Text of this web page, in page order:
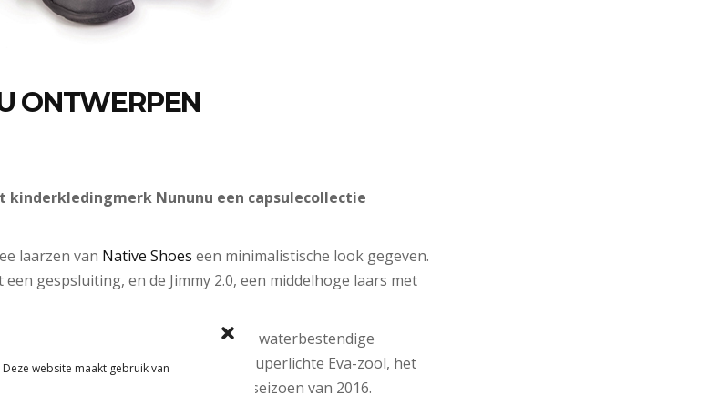
website maakt gebruik van
ONTWERPEN
kinderkledingmerk Nununu een capsulecollectie
laarzen van Native Shoes een minimalistische look gegeven.
gespsluiting, en de Jimmy 2.0, een middelhoge laars met
zwart, bovenaan afgewerkt met waterbestendige
De laarzen hebben een superlichte Eva-zool, het
is ontworpen voor het herfstseizoen van 2016.